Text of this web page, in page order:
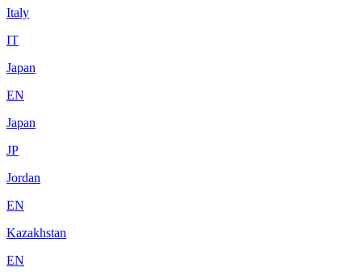
Italy
IT
Japan
EN
Japan
JP
Jordan
EN
Kazakhstan
EN